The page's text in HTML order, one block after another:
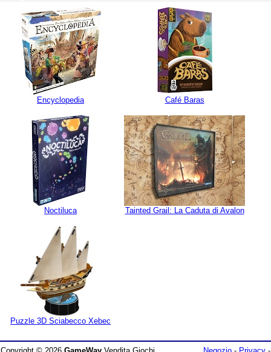
Encyclopedia Café Baras
Noctiluca Tainted Grail: La Caduta di Avalon
Puzzle 3D Sciabecco Xebec